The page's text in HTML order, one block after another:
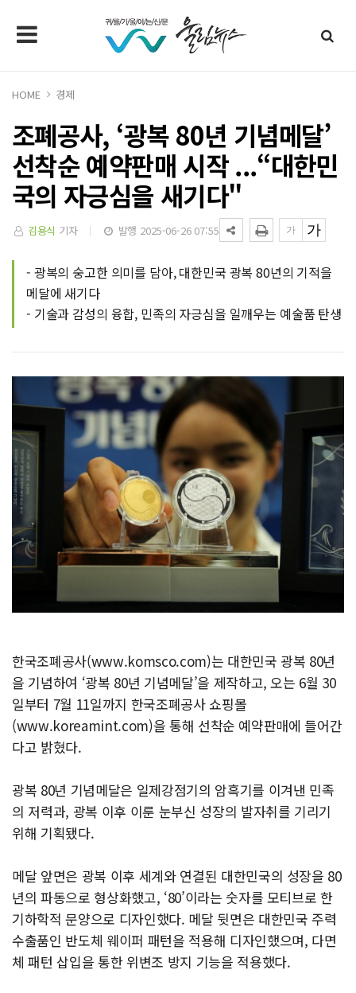
HOME 경제
조폐공사, ‘광복 80년 기념메달’
선착순 예약판매 시작 ...“대한민
국의 자긍심을 새기다"
김용식 기자 발행 2025-06-26 07:55
- 광복의 숭고한 의미를 담아, 대한민국 광복 80년의 기적을
메달에 새기다
- 기술과 감성의 융합, 민족의 자긍심을 일깨우는 예술품 탄생
한국조폐공사(www.komsco.com)는 대한민국 광복 80년
을 기념하여 ‘광복 80년 기념메달’을 제작하고, 오는 6월 30
일부터 7월 11일까지 한국조폐공사 쇼핑몰
(www.koreamint.com)을 통해 선착순 예약판매에 들어간
다고 밝혔다.
광복 80년 기념메달은 일제강점기의 암흑기를 이겨낸 민족
의 저력과, 광복 이후 이룬 눈부신 성장의 발자취를 기리기
위해 기획됐다.
메달 앞면은 광복 이후 세계와 연결된 대한민국의 성장을 80
년의 파동으로 형상화했고, ‘80’이라는 숫자를 모티브로 한
기하학적 문양으로 디자인했다. 메달 뒷면은 대한민국 주력
수출품인 반도체 웨이퍼 패턴을 적용해 디자인했으며, 다면
체 패턴 삽입을 통한 위변조 방지 기능을 적용했다.